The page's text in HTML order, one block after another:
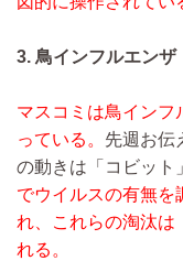
3. 鳥インフルエンザ
マスコミは鳥インフ
っている。 先週お伝
の動きは「コビット
でウイルスの有無を
れ、これらの淘汰は
れる。